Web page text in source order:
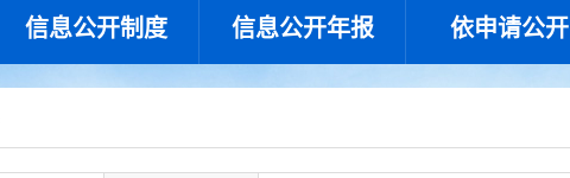
信息公开制度 信息公开年报 依申请公开